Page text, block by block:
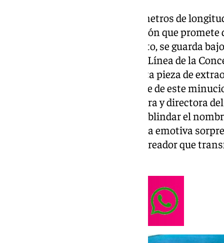
La obra, un coloso de casi seis metros de
iniciar un proceso de restauración que
un nuevo hogar que, de momento, se guarda
secreto. El Ayuntamiento de La Línea de la
completo la recuperación de esta pieza de
artístico y sentimental. Al frente de este
Mercedes Corbacho, restauradora y directora
consistorio linense ha decidido blindar el
para que su destino final sea una emotiva
artista, un tributo íntimo a un creador que